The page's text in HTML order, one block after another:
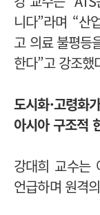
니다”라며 “산
고 의료 불평등
한다”고 강조했
도시화·고령화
아시아 구조적
강대희 교수는
언급하며 원격